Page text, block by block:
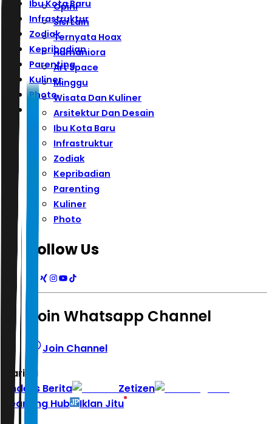
Ibu Kota Baru
Infrastruktur
Zodiak
Kepribadian
Parenting
Kuliner
Photo
Opini
Sisi Lain
Ternyata Hoax
Humaniora
Art Space
Minggu
Wisata Dan Kuliner
Arsitektur Dan Desain
Ibu Kota Baru
Infrastruktur
Zodiak
Kepribadian
Parenting
Kuliner
Photo
Follow Us
Join Whatsapp Channel
Join Channel
Hari ini
Indeks Berita
Zetizen
Learning Hub
Iklan Jitu